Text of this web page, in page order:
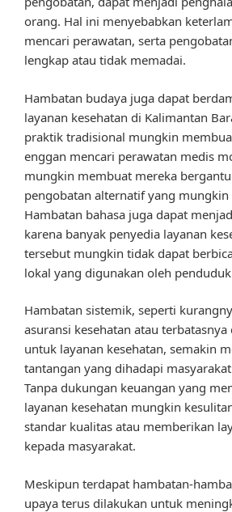
orang. Hal ini menyebabkan
mencari perawatan, serta
lengkap atau tidak memadai.
Hambatan budaya juga dapat
layanan kesehatan di Kalimantan
praktik tradisional mungkin
enggan mencari perawatan medis
mungkin membuat mereka
pengobatan alternatif yang
Hambatan bahasa juga dapat
karena banyak penyedia layanan
tersebut mungkin tidak dapat
lokal yang digunakan oleh
Hambatan sistemik, seperti
asuransi kesehatan atau
untuk layanan kesehatan, semakin
tantangan yang dihadapi
Tanpa dukungan keuangan yang
layanan kesehatan mungkin
standar kualitas atau memberikan
kepada masyarakat.
Meskipun terdapat hambatan-
upaya terus dilakukan untuk